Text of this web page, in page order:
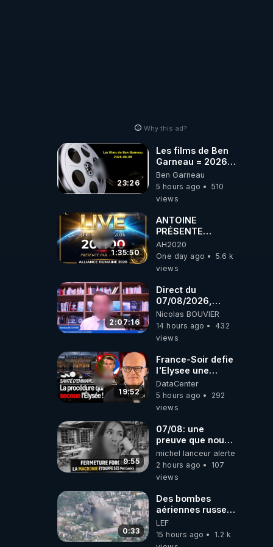
Why this ad?
23:26
Les films de Ben
Garneau = 2026-
08-08
Ben Garneau
5 hours ago
510
views
1:35:50
ANTOINE
PRÉSENTE
AH2020 LE LIVE
20H ***DU
06/08/2026***
AH2020
One day ago
5.6 k
views
2:07:16
Direct du
07/08/2026,
présenté par
Nicolas BOUVIER
Nicolas BOUVIER
14 hours ago
432
views
19:52
France-Soir defie
l'Elysee une
procedure inedite
sur la sante du
president - Nexus
DataCenter
5 hours ago
292
views
9:55
07/08: une
preuve que nous
somme passé en
absurdie une
dictature qui veut
opposant !
michel lanceur alerte
2 hours ago
107
views
0:33
Des bombes
aériennes russes
anéantissent les
centres de
contrôle de
LEF
15 hours ago
1.2 k